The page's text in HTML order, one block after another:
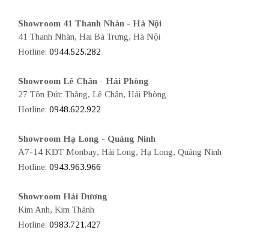
Showroom 41 Thanh Nhàn - Hà Nội
41 Thanh Nhàn, Hai Bà Trưng, Hà Nội
Hotline: 0944.525.282
Showroom Lê Chân - Hải Phòng
27 Tôn Đức Thắng, Lê Chân, Hải Phòng
Hotline: 0948.622.922
Showroom Hạ Long - Quảng Ninh
A7-14 KĐT Monbay, Hải Long, Hạ Long, Quảng Ninh
Hotline: 0943.963.966
Showroom Hải Dương
Kim Anh, Kim Thành
Hotline: 0983.721.427